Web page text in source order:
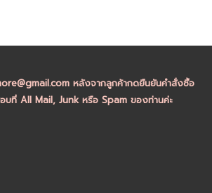
หลังจากลูกค้ากดยืนยันคำสั่งซื้อ
บที่ All Mail, Junk หรือ Spam ของท่านค่ะ